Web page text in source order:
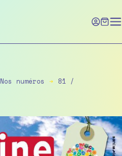
Nos numéros ➔ 81 /